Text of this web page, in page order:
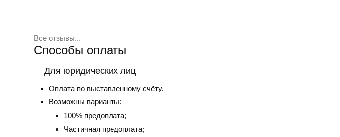
Все отзывы...
Способы оплаты
Для юридических лиц
Оплата по выставленному счёту.
Возможны варианты:
100% предоплата;
Частичная предоплата;